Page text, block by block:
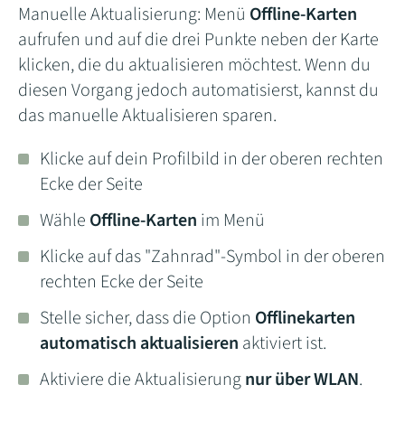
Manuelle Aktualisierung: Menü Offline-Karten
aufrufen und auf die drei Punkte neben der Karte
klicken, die du aktualisieren möchtest. Wenn du
diesen Vorgang jedoch automatisierst, kannst du
das manuelle Aktualisieren sparen.
Klicke auf dein Profilbild in der oberen rechten
Ecke der Seite
Wähle Offline-Karten im Menü
Klicke auf das "Zahnrad"-Symbol in der oberen
rechten Ecke der Seite
Stelle sicher, dass die Option Offlinekarten
automatisch aktualisieren aktiviert ist.
Aktiviere die Aktualisierungnur über WLAN.